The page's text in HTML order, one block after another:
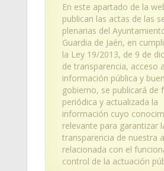
En este apartado de la
publican las actas de las
plenarias del
Guardia de Jaén, en
la Ley 19/2013, de 9 de
de transparencia, acceso
información pública y
gobierno, se publicará de
periódica y actualizada la
información cuyo
relevante para garantizar
transparencia de nuestra
relacionada con el
control de la actuación